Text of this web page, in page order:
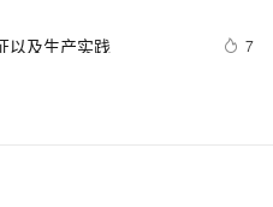
以及生产实践 7
个常用评估指标（R2、
版发布